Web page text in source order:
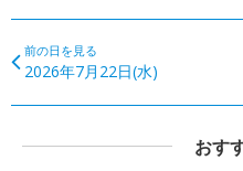
前の日を見る
2026年7月22日(水)
おす